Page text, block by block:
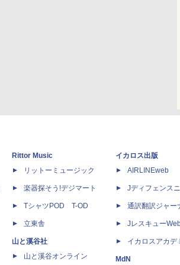
Rittor Music
リットーミュージック
楽器探そう!デジマート
TシャツPOD T-OD
立東舎
山と溪谷社
山と溪谷オンライン
イカロス出版
AIRLINEweb
Jディフェンス
通訳翻訳ジャー
Jレスキュー
イカロスアカデ
MdN